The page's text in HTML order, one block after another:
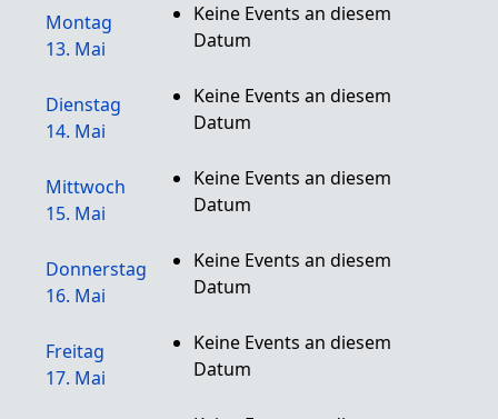
Montag
13. Mai
Keine Events an diesem
Datum
Dienstag
14. Mai
Keine Events an diesem
Datum
Mittwoch
15. Mai
Keine Events an diesem
Datum
Donnerstag
16. Mai
Keine Events an diesem
Datum
Freitag
17. Mai
Keine Events an diesem
Datum